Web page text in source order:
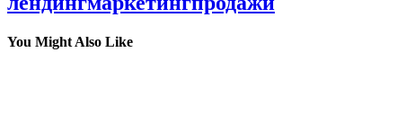
You Might Also Like